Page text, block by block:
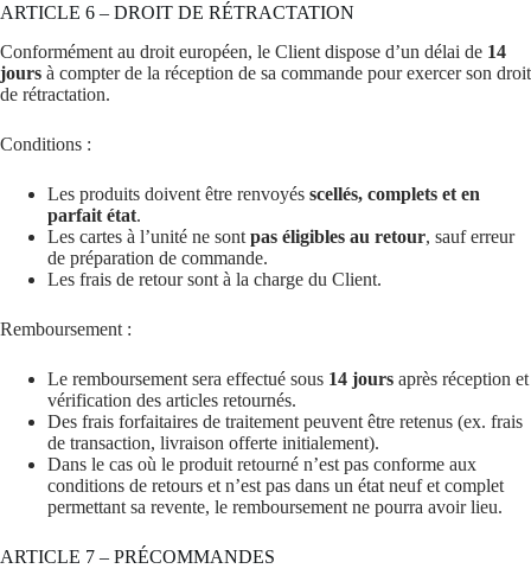
ARTICLE 6 – DROIT DE RÉTRACTATION
Conformément au droit européen, le Client dispose d’un délai de 14
jours à compter de la réception de sa commande pour exercer son droit
de rétractation.
Conditions :
Les produits doivent être renvoyés scellés, complets et en
parfait état.
Les cartes à l’unité ne sont pas éligibles au retour, sauf erreur
de préparation de commande.
Les frais de retour sont à la charge du Client.
Remboursement :
Le remboursement sera effectué sous 14 jours après réception et
vérification des articles retournés.
Des frais forfaitaires de traitement peuvent être retenus (ex. frais
de transaction, livraison offerte initialement).
Dans le cas où le produit retourné n’est pas conforme aux
conditions de retours et n’est pas dans un état neuf et complet
permettant sa revente, le remboursement ne pourra avoir lieu.
ARTICLE 7 – PRÉCOMMANDES